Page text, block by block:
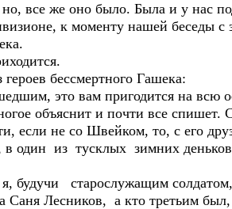
все же оно было. Была и у нас
к моменту нашей беседы с
бессмертного Гашека:
это вам пригодится на
объяснит и почти все спишет.
если не со Швейком, то, с его
один из тусклых зимних
я, будучи старослужащим
Саня Лесников, а кто третьим